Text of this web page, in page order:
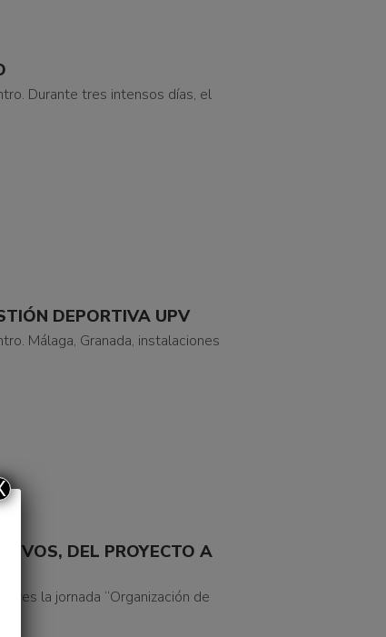
Durante tres intensos días, el
DEPORTIVA UPV
Málaga, Granada, instalaciones
DEL PROYECTO A
la jornada “Organización de